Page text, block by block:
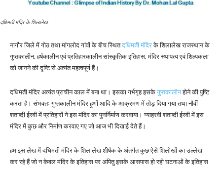
दधिमती मंदिर के शिलालेख
नागौर जिले में गोठ तथा मांगलोद गांवों के बीच स्थितदधिमती मंदिरके शिलालेख राजस्थान के
गुप्तकालीन, हर्षकालीन एवं प्रतिहारकालीन सांस्कृतिक इतिहास, मंदिर स्थापत्य एवं शिल्पकला
को जानने की दृष्टि से अत्यंत महत्वपूर्ण हैं।
दधिमती मंदिर अत्यंत प्राचीन काल में बना था। इसका गर्भगृह इसके गुप्तकालीनहोने की पुष्टि
करता है। संभवतः गुप्तकालीन मंदिर हूणों आदि के आक्रमण में तोड़ दिया गया तथा नौवीं
शताब्दी ईस्वी में प्रतिहारों ने इस मंदिर का पुनर्निर्माण करवाया। ग्याहरवी शताब्दी ईस्वी में इस
मंदिर में कुछ और निर्माण करवाए गए जो आज भी दिखाई देते हैं।
हम इस लेख में दधिमती मंदिर के शिलालेख शीर्षक के अंतर्गत कुछ ऐसे शिलोखों का उल्लेख
कर रहे हैं जो न केवल मंदिर के इतिहास पर अपितु इसके आसपास हो रही घटनाओं के इतिहास